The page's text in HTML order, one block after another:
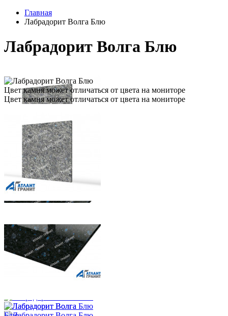
Главная
Лабрадорит Волга Блю
Лабрадорит Волга Блю
Цвет камня может отличаться от цвета на мониторе
Цвет камня может отличаться от цвета на мониторе